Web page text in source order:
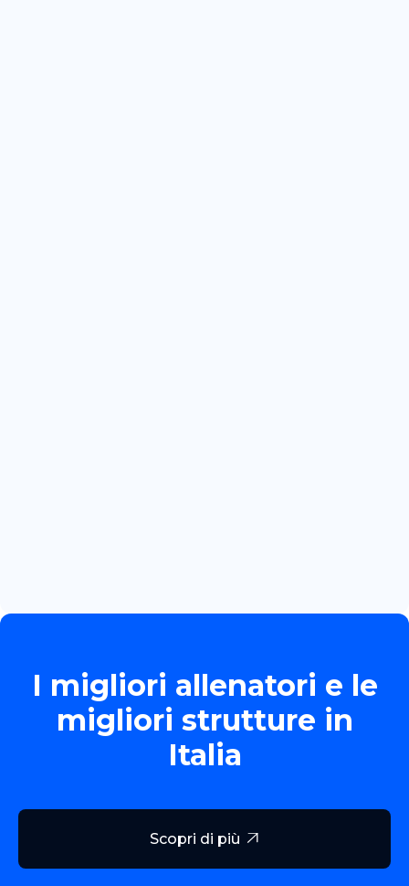
I migliori allenatori e le
migliori strutture in
Italia
Scopri di più 